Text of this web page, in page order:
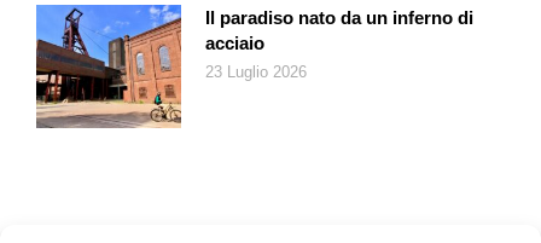
Il paradiso nato da un inferno di
acciaio
23 Luglio 2026